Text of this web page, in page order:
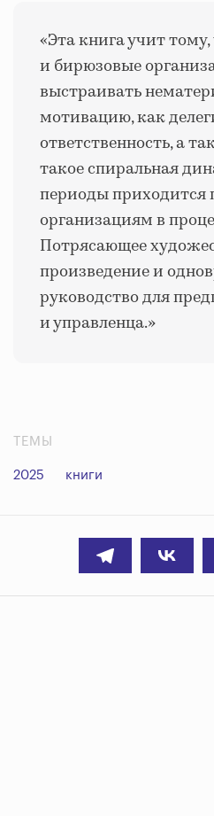
«Эта книга учит
и бирюзовые
выстраивать
мотивацию, как
ответственность, а
такое спиральная
периоды приходится
организациям в
Потрясающее
произведение и
руководство для
и управленца.»
ТЕМЫ
2025 книги